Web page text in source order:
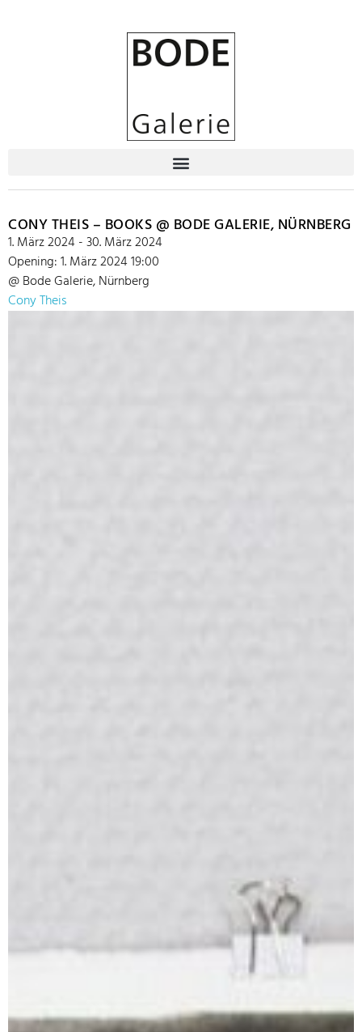
CONY THEIS – BOOKS @ BODE GALERIE, NÜRNBERG
1. März 2024 - 30. März 2024
Opening: 1. März 2024 19:00
@ Bode Galerie, Nürnberg
Cony Theis